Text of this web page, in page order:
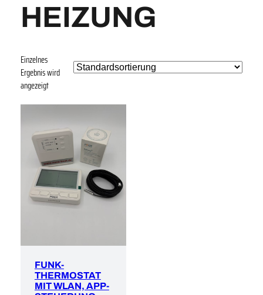
HEIZUNG
Einzelnes
Ergebnis wird
angezeigt
FUNK-
THERMOSTAT
MIT WLAN, APP-